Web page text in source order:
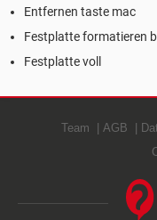
Entfernen taste mac
Festplatte formatieren
Festplatte voll
Team AGB